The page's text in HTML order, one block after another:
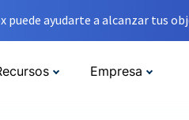
ayudarte a alcanzar tus
Empresa